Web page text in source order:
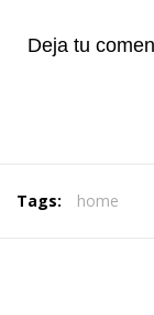
Deja tu
Tags: home